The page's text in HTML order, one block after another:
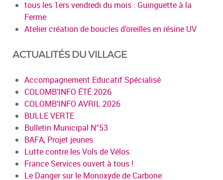
tous les 1ers vendredi du mois : Guinguette à la
Ferme
Atelier création de boucles d’oreilles en résine UV
ACTUALITÉS DU VILLAGE
Accompagnement Educatif Spécialisé
COLOMB'INFO ÉTÉ 2026
COLOMB'INFO AVRIL 2026
BULLE VERTE
Bulletin Municipal N°53
BAFA, Projet jeunes
Lutte contre les Vols de Vélos
France Services ouvert à tous !
Le Danger sur le Monoxyde de Carbone